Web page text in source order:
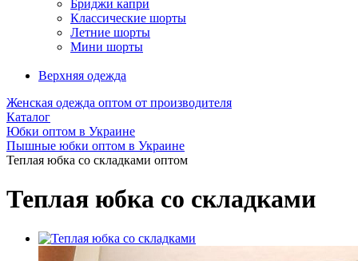
Бриджи капри
Классические шорты
Летние шорты
Мини шорты
Верхняя одежда
Женская одежда оптом от производителя
Каталог
Юбки оптом в Украине
Пышные юбки оптом в Украине
Теплая юбка со складками оптом
Теплая юбка со складками